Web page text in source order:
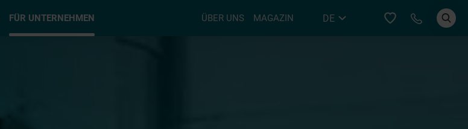
FÜR UNTERNEHMEN ÜBER UNS MAGAZIN DE Bei YER